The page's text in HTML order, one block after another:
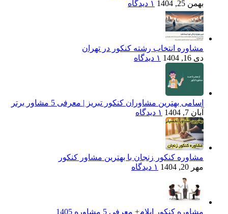
بهمن 25, 1404
۱ دیدگاه
مشاوره انتخاب رشته کنکور در تهران
دی 16, 1404
۱ دیدگاه
اسامی بهترین مشاوران کنکور تبریز | معرفی 5 مشاور برتر
آبان 7, 1404
۱ دیدگاه
مشاوره کنکور زنجان با بهترین مشاور کنکور
مهر 20, 1404
۱ دیدگاه
مشاوره کنکور ایلام+ معرفی 5 مشاوره 1405